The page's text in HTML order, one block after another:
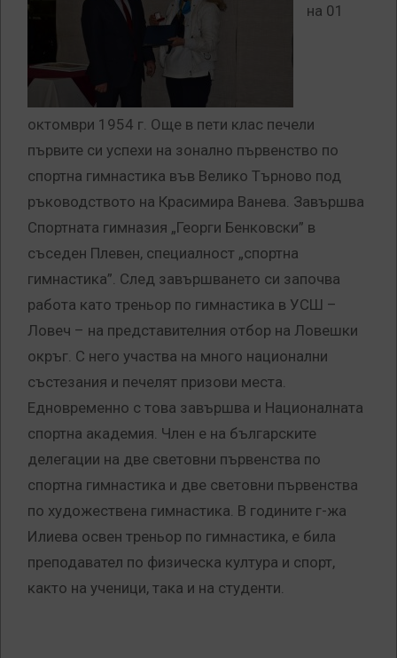
на 01
октомври 1954 г. Още в пети клас печели
първите си успехи на зонално първенство по
спортна гимнастика във Велико Търново под
ръководството на Красимира Ванева. Завършва
Спортната гимназия „Георги Бенковски” в
съседен Плевен, специалност „спортна
гимнастика”. След завършването си започва
работа като треньор по гимнастика в УСШ –
Ловеч – на представителния отбор на Ловешки
окръг. С него участва на много национални
състезания и печелят призови места.
Едновременно с това завършва и Националната
спортна академия. Член е на българските
делегации на две световни първенства по
спортна гимнастика и две световни първенства
по художествена гимнастика. В годините г-жа
Илиева освен треньор по гимнастика, е била
преподавател по физическа култура и спорт,
както на ученици, така и на студенти.